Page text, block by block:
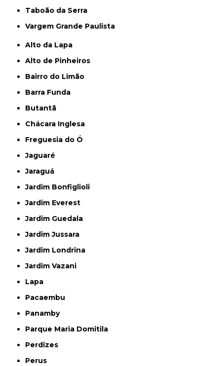
Taboão da Serra
Vargem Grande Paulista
Alto da Lapa
Alto de Pinheiros
Bairro do Limão
Barra Funda
Butantã
Chácara Inglesa
Freguesia do Ó
Jaguaré
Jaraguá
Jardim Bonfiglioli
Jardim Everest
Jardim Guedala
Jardim Jussara
Jardim Londrina
Jardim Vazani
Lapa
Pacaembu
Panamby
Parque Maria Domitila
Perdizes
Perus